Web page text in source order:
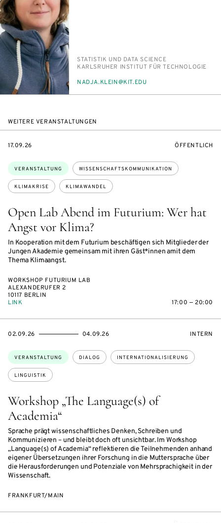
PERSON_RESEARCH_SUBJECT
STA­TIS­TIK UND DA­TA SCI­ENCE
INSTITUTION
KARLS­RU­HER IN­STI­TUT FÜR TECH­NO­LO­GIE
E-
NAD­JA.KLEIN@KIT.EDU
WEITERE VERANSTALTUNGEN
Open Lab Abend im Futurium: Wer hat
Angst vor Klima?
In Kooperation mit dem Futurium beschäftigen sich Mitglieder der
Jungen Akademie gemeinsam mit ihren Gäst*innen amit dem
Thema Klimaangst.
Themen:
VERANSTALTUNG WISSENSCHAFTSKOMMUNIKATION
KLIMAKRISE KLIMAWANDEL
EVENTBEGINSON
17.09.26 ÖFFENTLICH
WORKSHOP FUTURIUM LAB
ALEXANDERUFER 2
10117 BERLIN
LINK
17:00 — 20:00
Workshop „The Language(s) of
Academia“
Sprache prägt wissenschaftliches Denken, Schreiben und
Kommunizieren – und bleibt doch oft unsichtbar. Im Workshop
„Language(s) of Academia“ reflektieren die Teilnehmenden anhand
eigener Übersetzungen ihrer Forschung in die Muttersprache über
die Herausforderungen und Potenziale von Mehrsprachigkeit in der
Wissenschaft.
Themen:
VERANSTALTUNG DIALOG INTERNATIONALISIERUNG
LINGUISTIK
EVENTBEGINSON
02.09.26
EVENTENDSON 04.09.26 INTERN
FRANKFURT/MAIN